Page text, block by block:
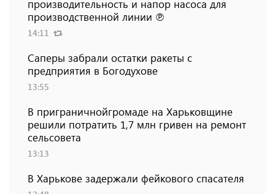
производительность и напор насоса для
производственной линии ℗
14:11
Саперы забрали остатки ракеты с
предприятия в Богодухове
13:55
В приграничнойгромаде на Харьковщине
решили потратить 1,7 млн ​​гривен на ремонт
сельсовета
13:13
В Харькове задержали фейкового спасателя